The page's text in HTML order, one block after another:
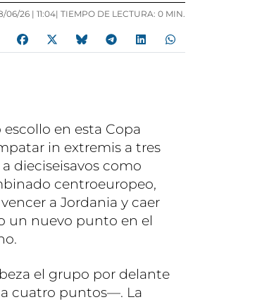
06/26 | 11:04| TIEMPO DE LECTURA: 0 MIN.
en esta Copa
in extremis a tres
dieciseisavos como
centroeuropeo,
a Jordania y caer
un nuevo punto en el
el grupo por delante
cuatro puntos—. La